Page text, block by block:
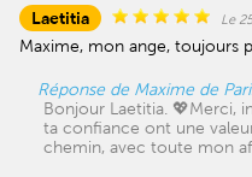
Laetitia Le
Maxime, mon ange, toujours
Réponse de Maxime de
Bonjour Laetitia. 💖Merci,
ta confiance ont une
chemin, avec toute mon